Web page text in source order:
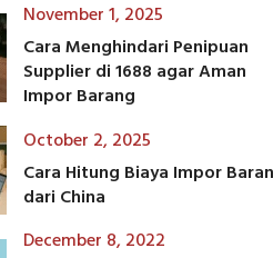
November 1, 2025
Cara Menghindari Penipuan
Supplier di 1688 agar Aman
Impor Barang
October 2, 2025
Cara Hitung Biaya Impor
dari China
December 8, 2022